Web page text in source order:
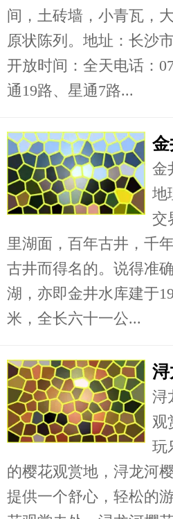
间，土砖墙，小青瓦，
原状陈列。地址：长沙
开放时间：全天电话：
通19路、星通7路...
金
地
交
里湖面，百年古井，千
古井而得名的。说得准
湖，亦即金井水库建于
米，全长六十一公...
浔
观
玩
的樱花观赏地，浔龙河
提供一个舒心，轻松的